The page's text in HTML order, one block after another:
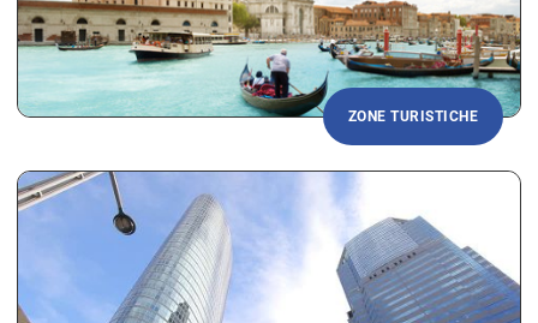
ZONE TURISTICHE